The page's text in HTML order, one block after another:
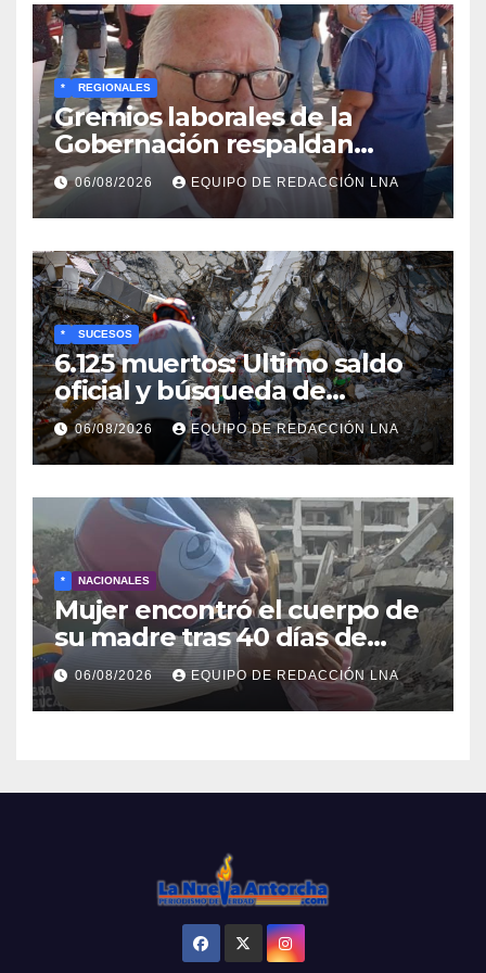
* REGIONALES
Gremios laborales de la
Gobernación respaldan
propuesta de Bono
Recreativo de 100 dólares
para jubilados, pensionados y
activos
06/08/2026 EQUIPO DE REDACCIÓN LNA
* SUCESOS
6.125 muertos: Ultimo saldo
oficial y búsqueda de
cadáveres continúa entre los
escombros
06/08/2026 EQUIPO DE REDACCIÓN LNA
* NACIONALES
Mujer encontró el cuerpo de
su madre tras 40 días de
búsqueda en Tanaguarena
06/08/2026 EQUIPO DE REDACCIÓN LNA